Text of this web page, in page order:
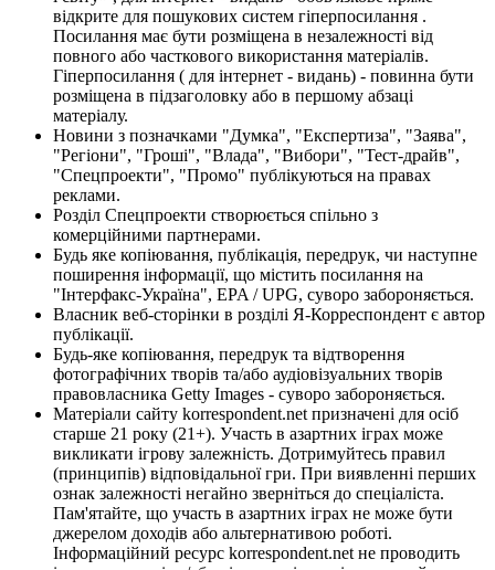
відкрите для пошукових систем гіперпосилання .
Посилання має бути розміщена в незалежності від
повного або часткового використання матеріалів.
Гіперпосилання ( для інтернет - видань) - повинна бути
розміщена в підзаголовку або в першому абзаці
матеріалу.
Новини з позначками "Думка", "Експертиза", "Заява",
"Регіони", "Гроші", "Влада", "Вибори", "Тест-драйв",
"Спецпроекти", "Промо" публікуються на правах
реклами.
Розділ Спецпроекти створюється спільно з
комерційними партнерами.
Будь яке копіювання, публікація, передрук, чи наступне
поширення інформації, що містить посилання на
"Інтерфакс-Україна", EPA / UPG, суворо забороняється.
Власник веб-сторінки в розділі Я-Корреспондент є автор
публікації.
Будь-яке копіювання, передрук та відтворення
фотографічних творів та/або аудіовізуальних творів
правовласника Getty Images - суворо забороняється.
Матеріали сайту korrespondent.net призначені для осіб
старше 21 року (21+). Участь в азартних іграх може
викликати ігрову залежність. Дотримуйтесь правил
(принципів) відповідальної гри. При виявленні перших
ознак залежності негайно зверніться до спеціаліста.
Пам'ятайте, що участь в азартних іграх не може бути
джерелом доходів або альтернативою роботі.
Інформаційний ресурс korrespondent.net не проводить